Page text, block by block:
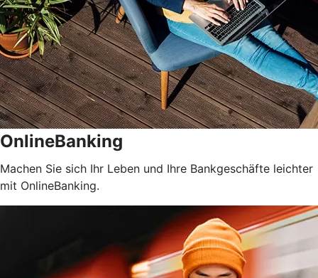
OnlineBanking
Machen Sie sich Ihr Leben und Ihre Bankgeschäfte leichter
mit OnlineBanking.